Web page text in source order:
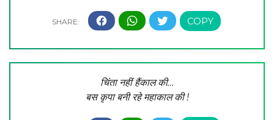
चिंता नहीं हैंकाल की…
बस कृपा बनी रहे महाकाल की !